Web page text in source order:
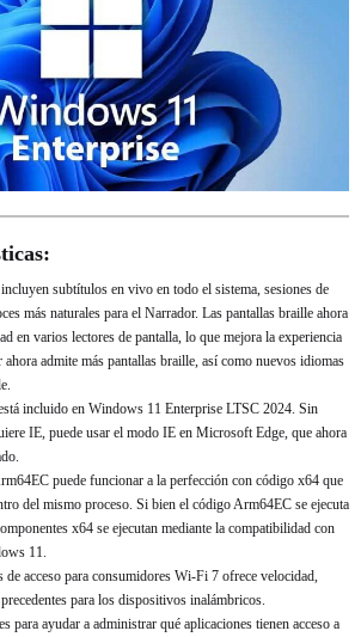
subtítulos en vivo en todo el sistema, sesiones de
más naturales para el Narrador. Las pantallas braille ahora
en varios lectores de pantalla, lo que mejora la experiencia
admite más pantallas braille, así como nuevos idiomas
incluido en Windows 11 Enterprise LTSC 2024. Sin
IE, puede usar el modo IE en Microsoft Edge, que ahora
puede funcionar a la perfección con código x64 que
del mismo proceso. Si bien el código Arm64EC se ejecuta
x64 se ejecutan mediante la compatibilidad con
11.
acceso para consumidores Wi-Fi 7 ofrece velocidad,
para los dispositivos inalámbricos.
para ayudar a administrar qué aplicaciones tienen acceso a